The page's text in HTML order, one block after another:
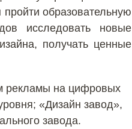
образовательную
исследовать новые
получать ценные
рекламы на цифровых
«Дизайн завод»,
завода.